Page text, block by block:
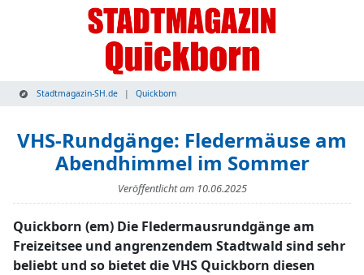
Stadtmagazin-SH.de Quickborn
VHS-Rundgänge: Fledermäuse am
Abendhimmel im Sommer
Veröffentlicht am 10.06.2025
Quickborn (em) Die Fledermausrundgänge am
Freizeitsee und angrenzendem Stadtwald sind sehr
beliebt und so bietet die VHS Quickborn diesen